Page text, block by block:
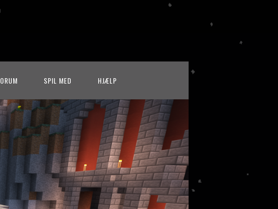
SPIL MED HJÆLP